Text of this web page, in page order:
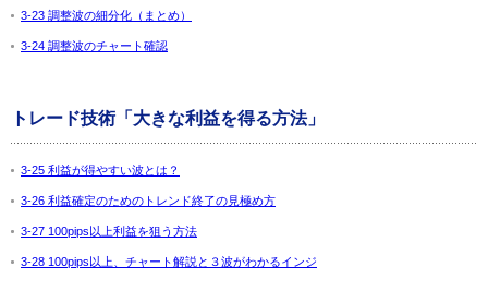
3-23 調整波の細分化（まとめ）
3-24 調整波のチャート確認
トレード技術「大きな利益を得る方法」
3-25 利益が得やすい波とは？
3-26 利益確定のためのトレンド終了の見極め方
3-27 100pips以上利益を狙う方法
3-28 100pips以上、チャート解説と３波がわかるインジ